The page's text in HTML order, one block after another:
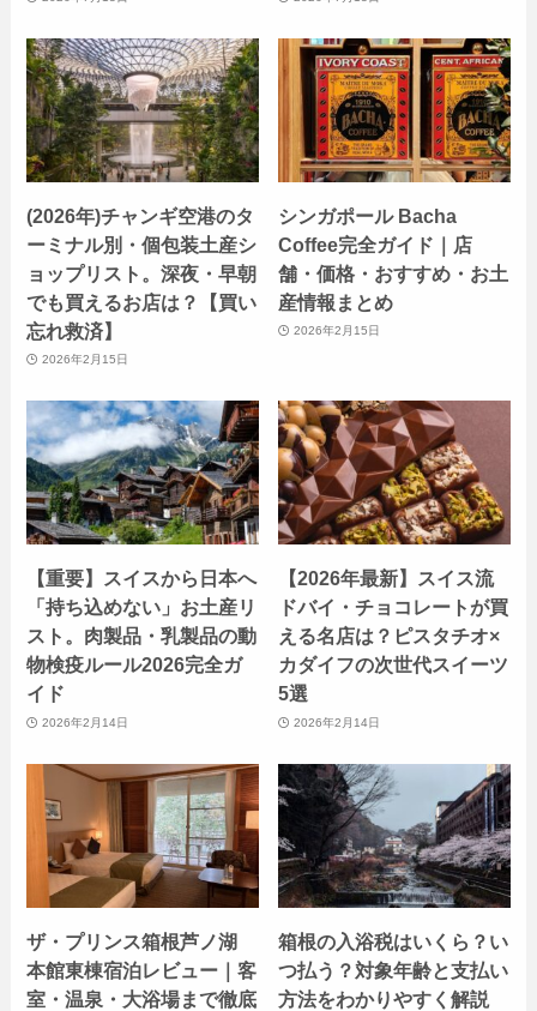
(2026年)チャンギ空港のタ
ーミナル別・個包装土産シ
ョップリスト。深夜・早朝
でも買えるお店は？【買い
忘れ救済】
2026年2月15日
シンガポール Bacha
Coffee完全ガイド｜店
舗・価格・おすすめ・お土
産情報まとめ
2026年2月15日
【重要】スイスから日本へ
「持ち込めない」お土産リ
スト。肉製品・乳製品の動
物検疫ルール2026完全ガ
イド
2026年2月14日
【2026年最新】スイス流
ドバイ・チョコレートが買
える名店は？ピスタチオ×
カダイフの次世代スイーツ
5選
2026年2月14日
ザ・プリンス箱根芦ノ湖
本館東棟宿泊レビュー｜客
室・温泉・大浴場まで徹底
箱根の入浴税はいくら？い
つ払う？対象年齢と支払い
方法をわかりやすく解説